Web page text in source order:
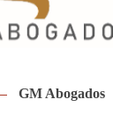
GM Abogados